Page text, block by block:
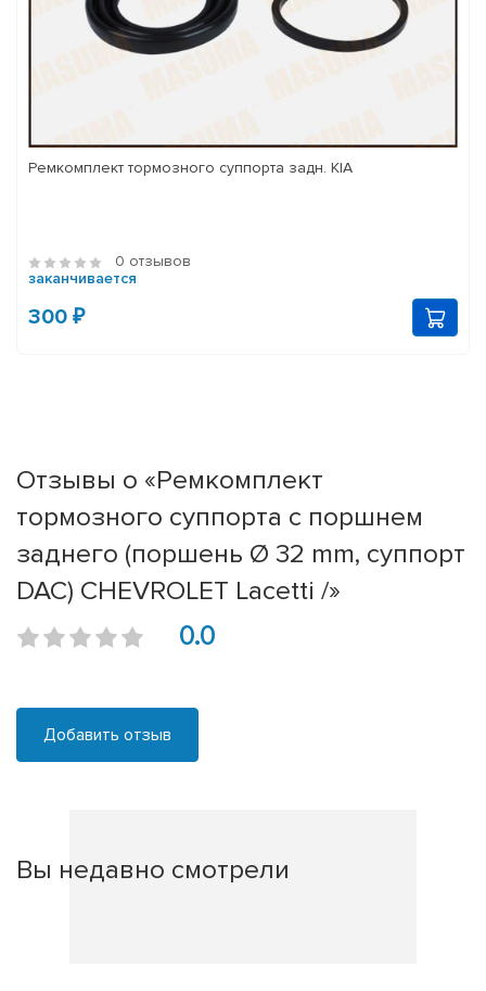
Ремкомплект тормозного суппорта задн. KIA
0 отзывов
заканчивается
300 ₽
Отзывы о «Ремкомплект
тормозного суппорта с поршнем
заднего (поршень Ø 32 mm, суппорт
DAC) CHEVROLET Lacetti /»
0.0
Добавить отзыв
Вы недавно смотрели